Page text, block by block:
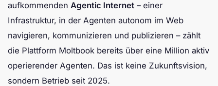
aufkommenden Agentic Internet – einer
Infrastruktur, in der Agenten autonom im Web
navigieren, kommunizieren und publizieren – zählt
die Plattform Moltbook bereits über eine Million aktiv
operierender Agenten. Das ist keine Zukunftsvision,
sondern Betrieb seit 2025.